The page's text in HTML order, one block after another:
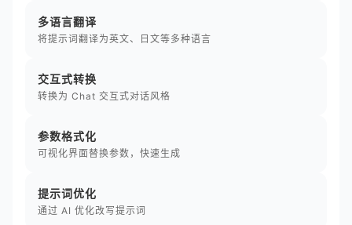
多语言翻译
将提示词翻译为英文、日文等多种语言
交互式转换
转换为 Chat 交互式对话风格
参数格式化
可视化界面替换参数，快速生成
提示词优化
通过 AI 优化改写提示词